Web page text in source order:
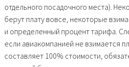
отдельного посадочного места).
берут плату вовсе, некоторые
и определенный процент тарифа.
если авиакомпанией не взимается
составляет 100% стоимости,